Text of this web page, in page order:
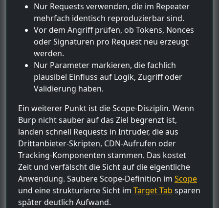
Nur Requests verwenden, die im Repeater
mehrfach identisch reproduzierbar sind.
Vor dem Angriff prüfen, ob Tokens, Nonces
oder Signaturen pro Request neu erzeugt
werden.
Nur Parameter markieren, die fachlich
plausibel Einfluss auf Logik, Zugriff oder
Validierung haben.
Ein weiterer Punkt ist die Scope-Disziplin. Wenn
Burp nicht sauber auf das Ziel begrenzt ist,
landen schnell Requests in Intruder, die aus
Drittanbieter-Skripten, CDN-Aufrufen oder
Tracking-Komponenten stammen. Das kostet
Zeit und verfälscht die Sicht auf die eigentliche
Anwendung. Saubere Scope-Definition im Scope
und eine strukturierte Sicht im Target Tab sparen
später deutlich Aufwand.